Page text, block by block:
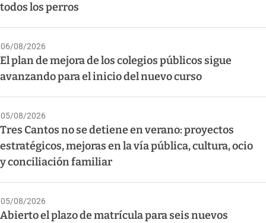
todos los perros
06/08/2026
El plan de mejora de los colegios públicos sigue
avanzando para el inicio del nuevo curso
05/08/2026
Tres Cantos no se detiene en verano: proyectos
estratégicos, mejoras en la vía pública, cultura, ocio
y conciliación familiar
05/08/2026
Abierto el plazo de matrícula para seis nuevos